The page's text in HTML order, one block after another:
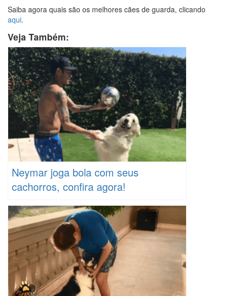
Saiba agora quais são os melhores cães de guarda, clicando
aqui.
Veja Também:
Neymar joga bola com seus
cachorros, confira agora!